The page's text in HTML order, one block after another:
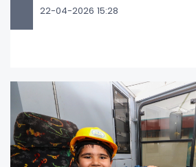
22-04-2026 15:28